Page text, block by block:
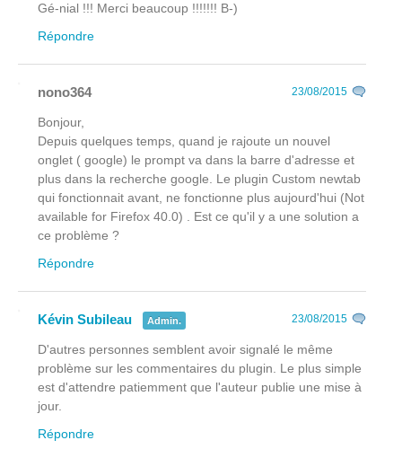
Gé-nial !!! Merci beaucoup !!!!!!! B-)
Répondre
nono364 23/08/2015
Bonjour,
Depuis quelques temps, quand je rajoute un nouvel
onglet ( google) le prompt va dans la barre d'adresse et
plus dans la recherche google. Le plugin Custom newtab
qui fonctionnait avant, ne fonctionne plus aujourd'hui (Not
available for Firefox 40.0) . Est ce qu'il y a une solution a
ce problème ?
Répondre
Kévin Subileau Admin. 23/08/2015
D'autres personnes semblent avoir signalé le même
problème sur les commentaires du plugin. Le plus simple
est d'attendre patiemment que l'auteur publie une mise à
jour.
Répondre